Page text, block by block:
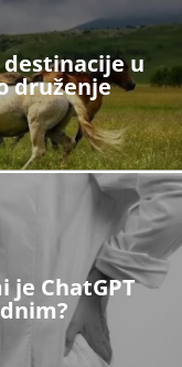
destinacije u
druženje
je ChatGPT